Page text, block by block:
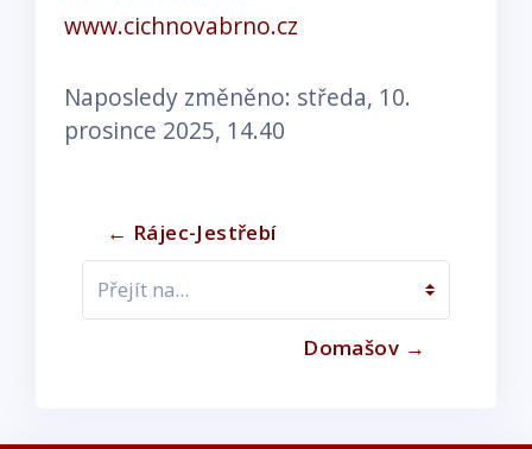
www.cichnovabrno.cz
Naposledy změněno: středa, 10.
prosince 2025, 14.40
← Rájec-Jestřebí
Přejít na...
Domašov →